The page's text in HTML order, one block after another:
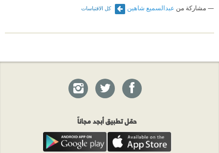
مشاركة من عبدالسميع شاهين كل الاقتباسات
حمّل تطبيق أبجد مجاناً